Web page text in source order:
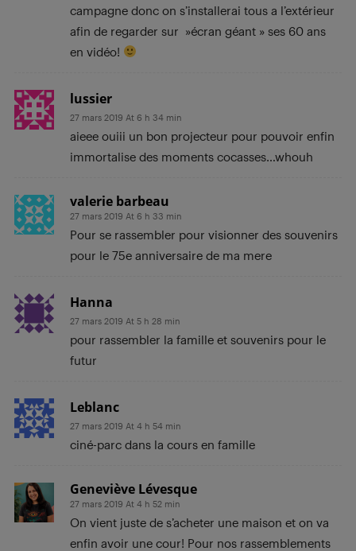
campagne donc on s’installerai tous a l’extérieur
afin de regarder sur »écran géant » ses 60 ans
en vidéo!
lussier
27 mars 2019 At 6 h 34 min
aieee ouiii un bon projecteur pour pouvoir enfin
immortalise des moments cocasses…whouh
valerie barbeau
27 mars 2019 At 6 h 33 min
Pour se rassembler pour visionner des souvenirs
pour le 75e anniversaire de ma mere
Hanna
27 mars 2019 At 5 h 28 min
pour rassembler la famille et souvenirs pour le
futur
Leblanc
27 mars 2019 At 4 h 54 min
ciné-parc dans la cours en famille
Geneviève Lévesque
27 mars 2019 At 4 h 52 min
On vient juste de s’acheter une maison et on va
enfin avoir une cour! Pour nos rassemblements